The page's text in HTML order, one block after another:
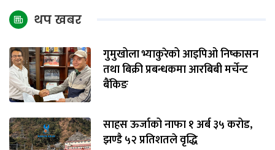
थप खबर
गुमुखोला भ्याकुरेको आइपिओ निष्कासन
तथा बिक्री प्रबन्धकमा आरबिबी मर्चेन्ट
बैंकिङ
साहस ऊर्जाको नाफा १ अर्ब ३५ करोड,
झण्डै ५२ प्रतिशतले वृद्धि